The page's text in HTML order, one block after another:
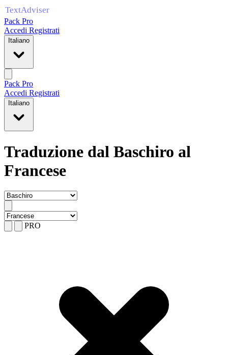
Pack Pro
Accedi Registrati
Italiano
Pack Pro
Accedi Registrati
Italiano
Traduzione dal Baschiro al
Francese
PRO